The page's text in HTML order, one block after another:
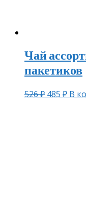
Чай
пакетиков
526₽ 485 ₽ В